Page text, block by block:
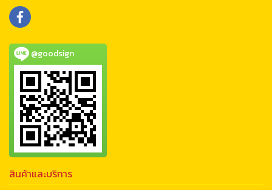
@goodsign
สินค้าและบริการ